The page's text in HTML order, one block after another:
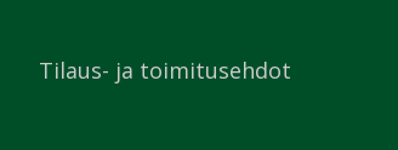
Tilaus- ja toimitusehdot